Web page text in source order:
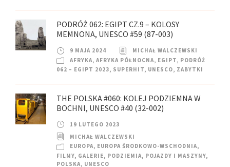
PODRÓŻ 062: EGIPT CZ.9 – KOLOSY
MEMNONA, UNESCO #59 (87-003)
9 MAJA 2024
MICHAŁ WALCZEWSKI
AFRYKA, AFRYKA PÓŁNOCNA, EGIPT, PODRÓŻ
062 – EGIPT 2023, SUPERHIT, UNESCO, ZABYTKI
THE POLSKA #060: KOLEJ PODZIEMNA W
BOCHNI, UNESCO #40 (32-002)
19 LUTEGO 2023
MICHAŁ WALCZEWSKI
EUROPA, EUROPA ŚRODKOWO-WSCHODNIA,
FILMY, GALERIE, PODZIEMIA, POJAZDY I MASZYNY,
POLSKA, UNESCO